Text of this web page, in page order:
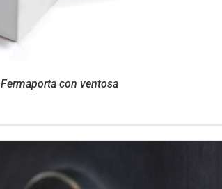
Fermaporta con ventosa